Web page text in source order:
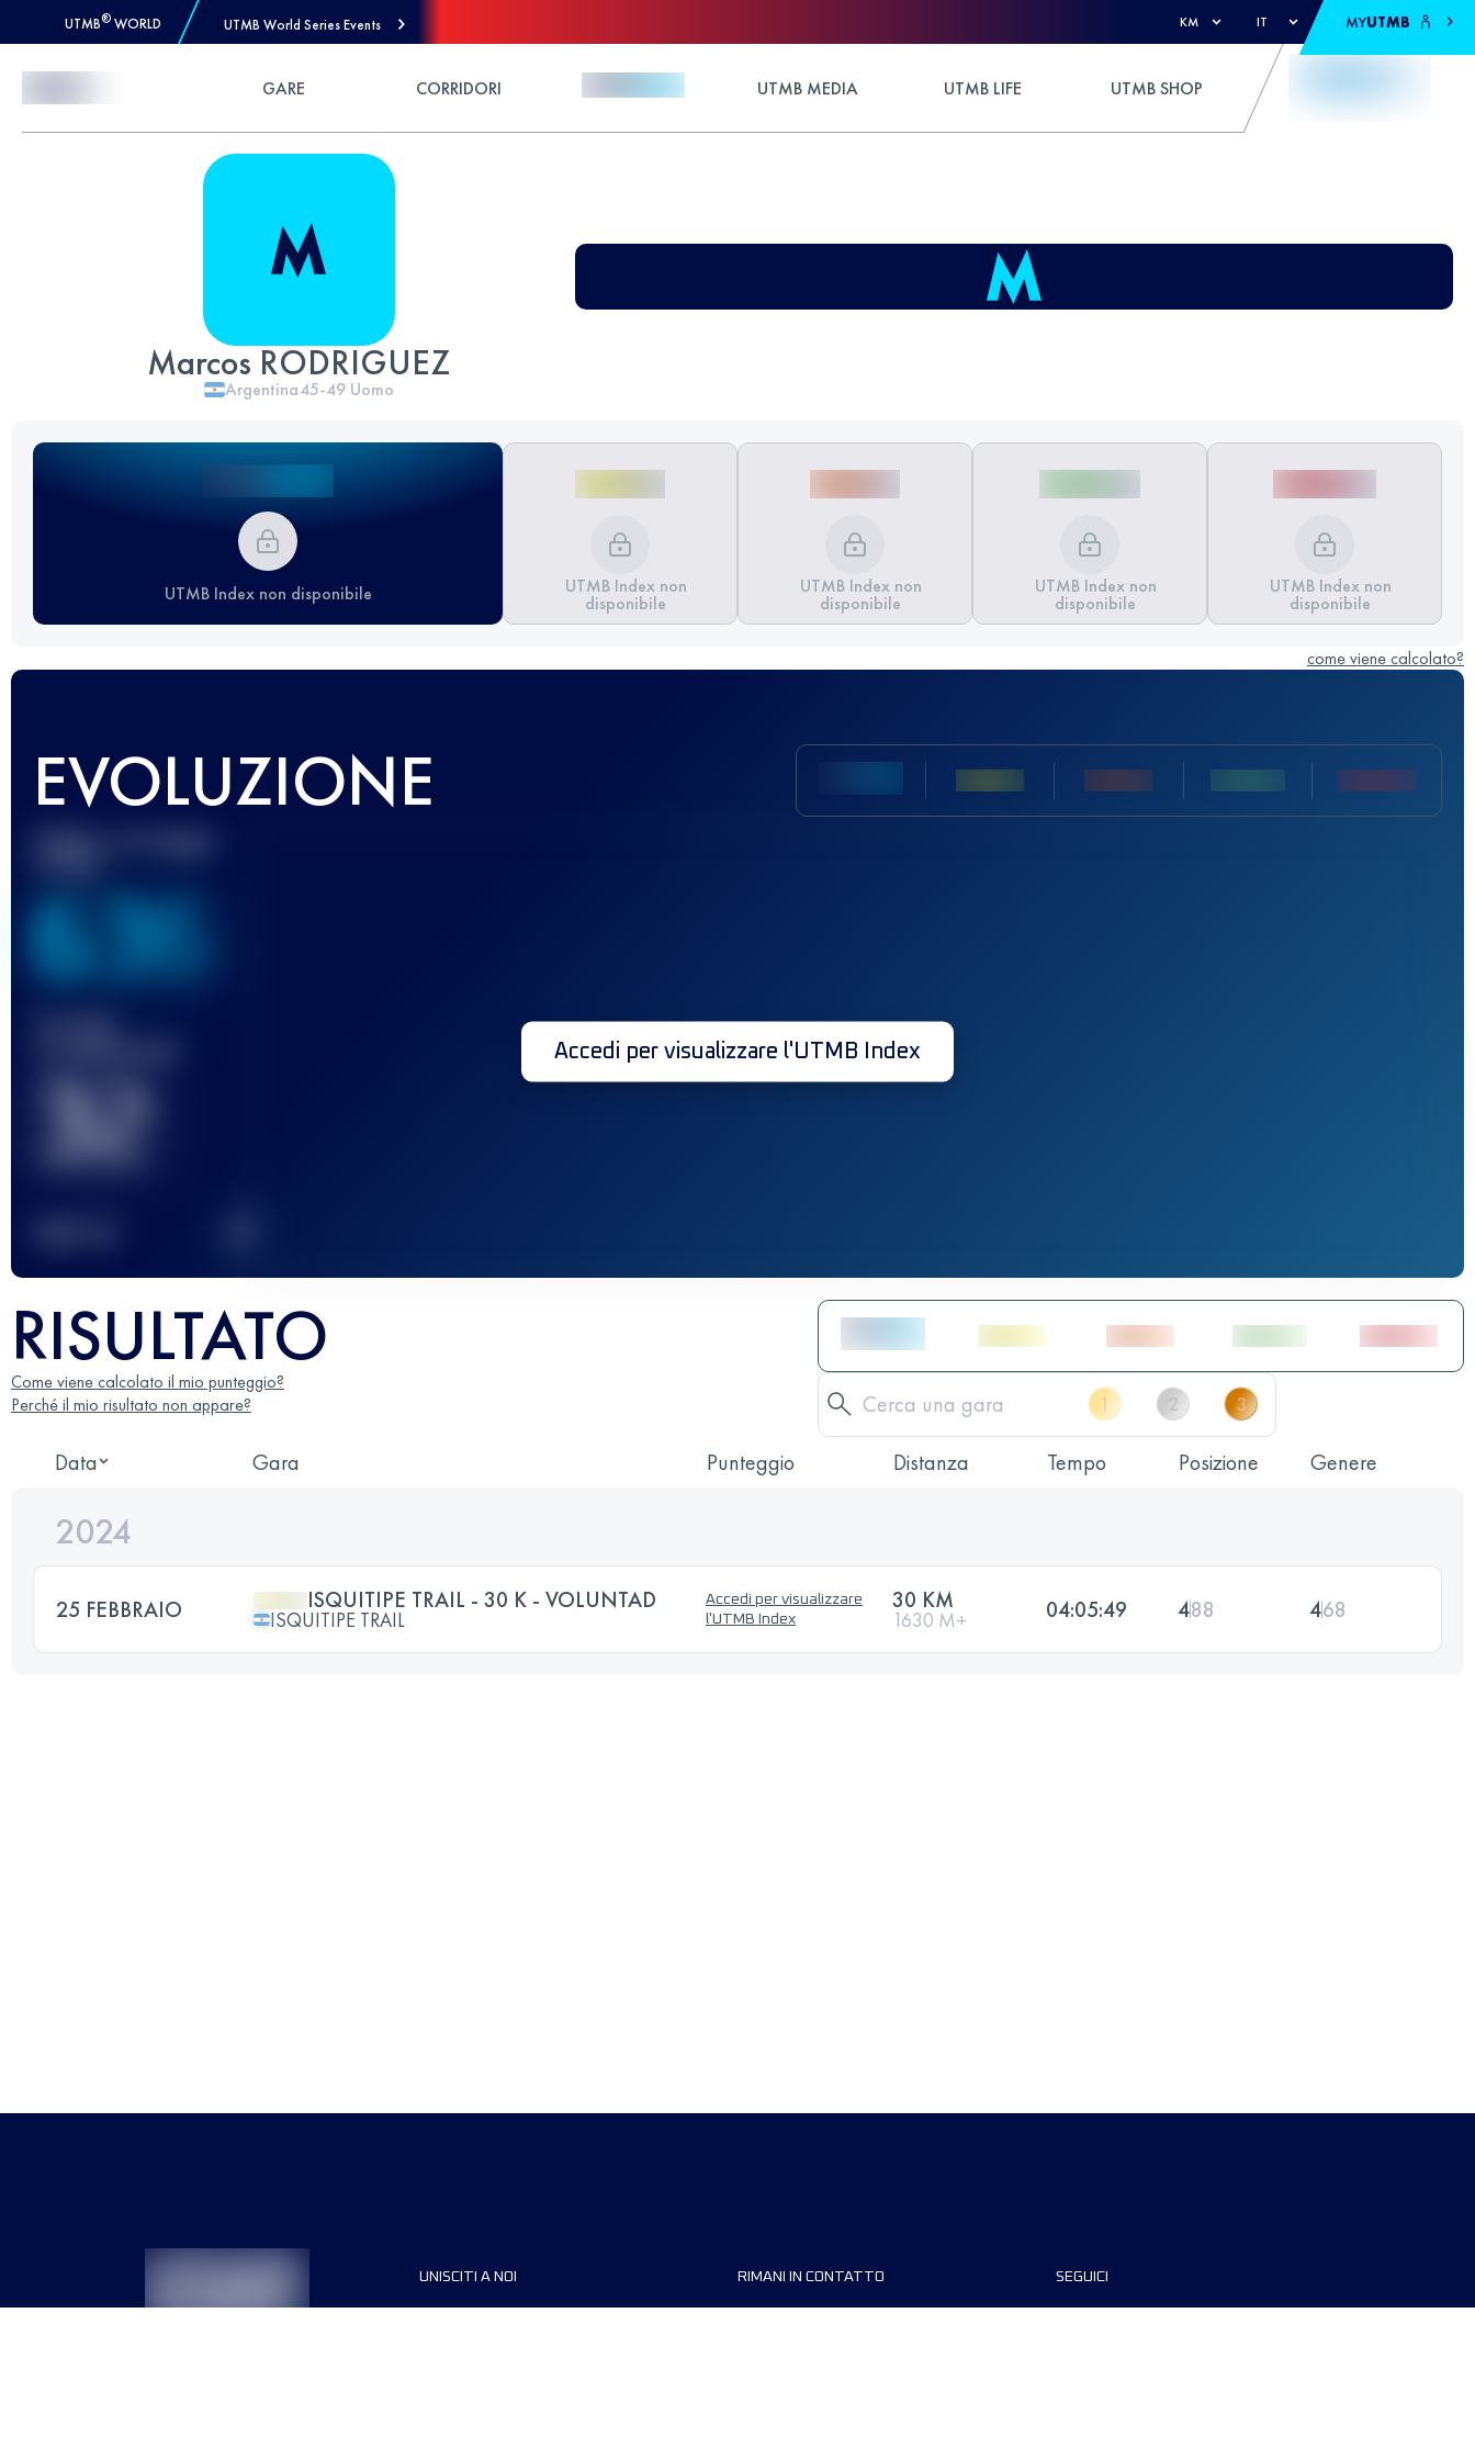
UTMB® WORLD UTMB World Series Events KM IT MYUTMB
GARE CORRIDORI UTMB MEDIA UTMB LIFE UTMB SHOP
Marcos RODRIGUEZ
Argentina45-49 Uomo
UTMB Index non disponibile UTMB Index non
disponibile
UTMB Index non
disponibile
UTMB Index non
disponibile
UTMB Index non
disponibile
come viene calcolato?
EVOLUZIONE
Miglior punteggio
636
Gara(e)
32
Accedi per visualizzare l'UTMB Index
RISULTATO
Come viene calcolato il mio punteggio?
Perché il mio risultato non appare?
Data Gara Punteggio Distanza Tempo Posizione Genere
2024
25 FEBBRAIO ISQUITIPE TRAIL - 30 K - VOLUNTAD
ISQUITIPE TRAIL
Accedi per visualizzare
l'UTMB Index
30 KM
1630 M+ 04:05:49 488 468
UNISCITI A NOI RIMANI IN CONTATTO SEGUICI